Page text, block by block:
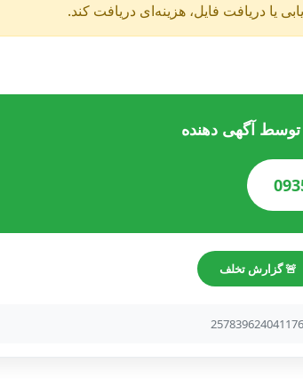
یا دریافت فایل، هزینه‌ای دریافت کند.
توسط آگهی دهنده
🚨 گزارش تخلف